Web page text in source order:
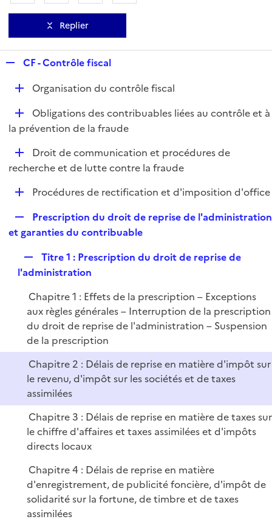
Replier
p
l
i
e
r
CF - Contrôle fiscal
D
l
r
Organisation du contrôle fiscal
D
é
i
Obligations des contribuables liées au contrôle et à
la prévention de la fraude
D
é
r
Droit de communication et procédures de
recherche et de lutte contre la fraude
D
l
r
Procédures de rectification et d'imposition d'office
e
l
i
e
Prescription du droit de reprise de l'administration
et garanties du contribuable
e
l
i
e
r
Titre 1 : Prescription du droit de reprise de
l'administration
Chapitre 1 : Effets de la prescription – Exceptions
aux règles générales – Interruption de la prescription
du droit de reprise de l'administration – Suspension
de la prescription
Chapitre 2 : Délais de reprise en matière d'impôt sur
le revenu, d'impôt sur les sociétés et de taxes
assimilées
Chapitre 3 : Délais de reprise en matière de taxes sur
le chiffre d'affaires et taxes assimilées et d'impôts
directs locaux
Chapitre 4 : Délais de reprise en matière
d'enregistrement, de publicité foncière, d'impôt de
solidarité sur la fortune, de timbre et de taxes
assimilées